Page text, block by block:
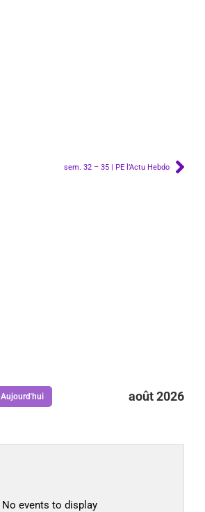
sem. 32 – 35 | PE l’Actu Hebdo
Aujourd'hui août 2026
No events to display